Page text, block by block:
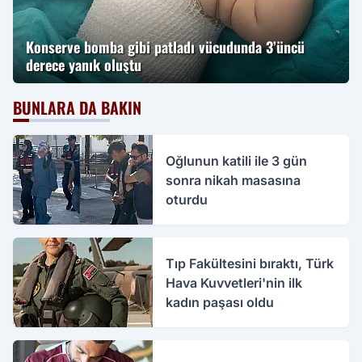
Konserve bomba gibi patladı vücudunda 3’üncü
derece yanık oluştu
BUNLARA DA BAKIN
Oğlunun katili ile 3 gün
sonra nikah masasına
oturdu
Tıp Fakültesini bıraktı, Türk
Hava Kuvvetleri'nin ilk
kadın paşası oldu